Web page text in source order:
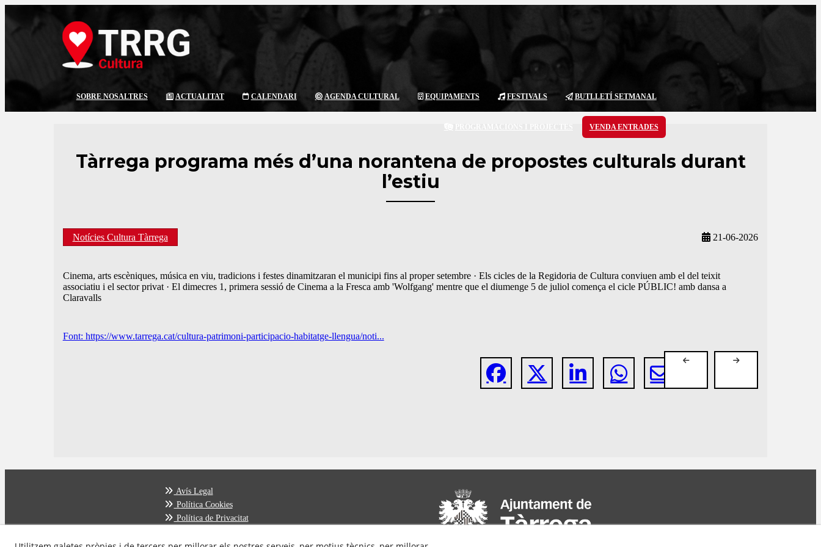
SOBRE NOSALTRES ACTUALITAT CALENDARI AGENDA CULTURAL EQUIPAMENTS FESTIVALS BUTLLETÍ SETMANAL
VENDA ENTRADES
Tàrrega programa més d’una norantena de propostes culturals durant
l’estiu
Notícies Cultura Tàrrega 21-06-2026
Cinema, arts escèniques, música en viu, tradicions i festes dinamitzaran el municipi fins al proper setembre · Els cicles de la Regidoria de Cultura conviuen amb el del teixit
associatiu i el sector privat · El dimecres 1, primera sessió de Cinema a la Fresca amb 'Wolfgang' mentre que el diumenge 5 de juliol comença el cicle PÚBLIC! amb dansa a
Claravalls
Font: https://www.tarrega.cat/cultura-patrimoni-participacio-habitatge-llengua/noti...
Avís Legal
Política Cookies
Política de Privacitat